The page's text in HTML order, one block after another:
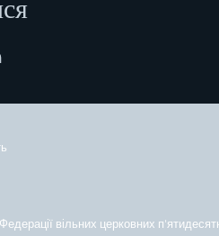
вільних церковних